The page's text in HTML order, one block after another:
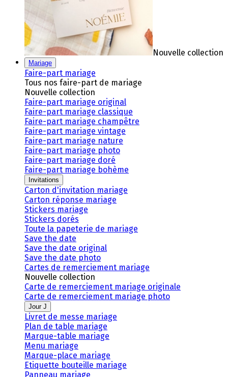
Nouvelle collection
Mariage
Faire-part mariage
Tous nos faire-part de mariage
Nouvelle collection
Faire-part mariage original
Faire-part mariage classique
Faire-part mariage champêtre
Faire-part mariage vintage
Faire-part mariage nature
Faire-part mariage photo
Faire-part mariage doré
Faire-part mariage bohème
Invitations
Carton d'invitation mariage
Carton réponse mariage
Stickers mariage
Stickers dorés
Toute la papeterie de mariage
Save the date
Save the date original
Save the date photo
Cartes de remerciement mariage
Nouvelle collection
Carte de remerciement mariage originale
Carte de remerciement mariage photo
Jour J
Livret de messe mariage
Plan de table mariage
Marque-table mariage
Menu mariage
Marque-place mariage
Etiquette bouteille mariage
Panneau mariage